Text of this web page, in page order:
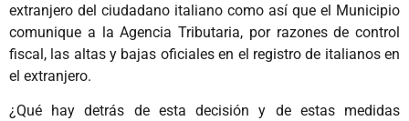
extranjero del ciudadano italiano como así que el Municipio
comunique a la Agencia Tributaria, por razones de control
fiscal, las altas y bajas oficiales en el registro de italianos en
el extranjero.
¿Qué hay detrás de esta decisión y de estas medidas